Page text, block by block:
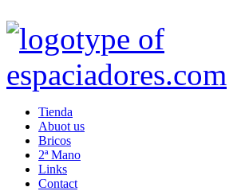
Tienda
Abuot us
Bricos
2ª Mano
Links
Contact